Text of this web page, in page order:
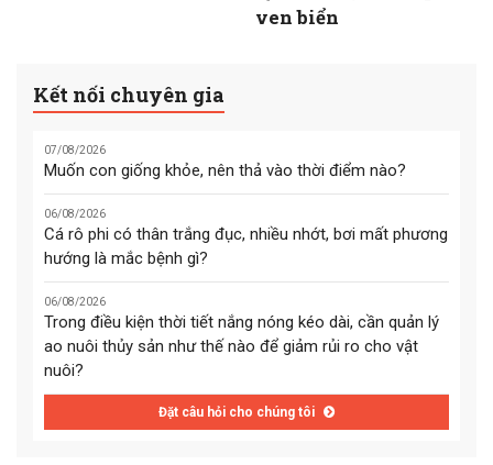
ven biển
Kết nối chuyên gia
07/08/2026
Muốn con giống khỏe, nên thả vào thời điểm nào?
06/08/2026
Cá rô phi có thân trắng đục, nhiều nhớt, bơi mất phương
hướng là mắc bệnh gì?
06/08/2026
Trong điều kiện thời tiết nắng nóng kéo dài, cần quản lý
ao nuôi thủy sản như thế nào để giảm rủi ro cho vật
nuôi?
Đặt câu hỏi cho chúng tôi